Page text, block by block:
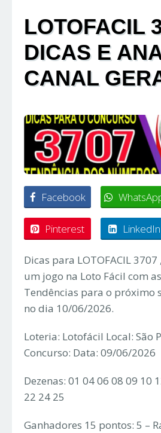
LOTOFACIL
DICAS E
CANAL
Facebook
Pinterest LinkedIn
Dicas para LOTOFACIL
um jogo na Loto Fácil com
Tendências para o próximo
no dia 10/06/2026.
Loteria: Lotofácil Local: São
Concurso: Data: 09/06/2026
Dezenas: 01 04 06 08 09 10
22 24 25
Ganhadores 15 pontos: 5 –